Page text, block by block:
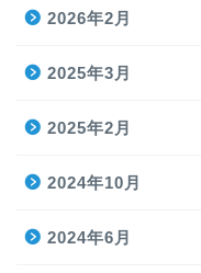
2026年2月
2025年3月
2025年2月
2024年10月
2024年6月